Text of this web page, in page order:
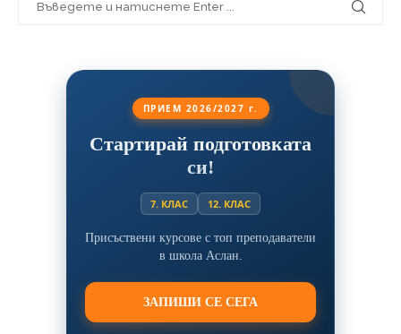
ПРИЕМ 2026/2027 г.
Стартирай подготовката
си!
7. КЛАС 12. КЛАС
Присъствени курсове с топ преподаватели
в школа Аслан.
ЗАПИШИ СЕ СЕГА